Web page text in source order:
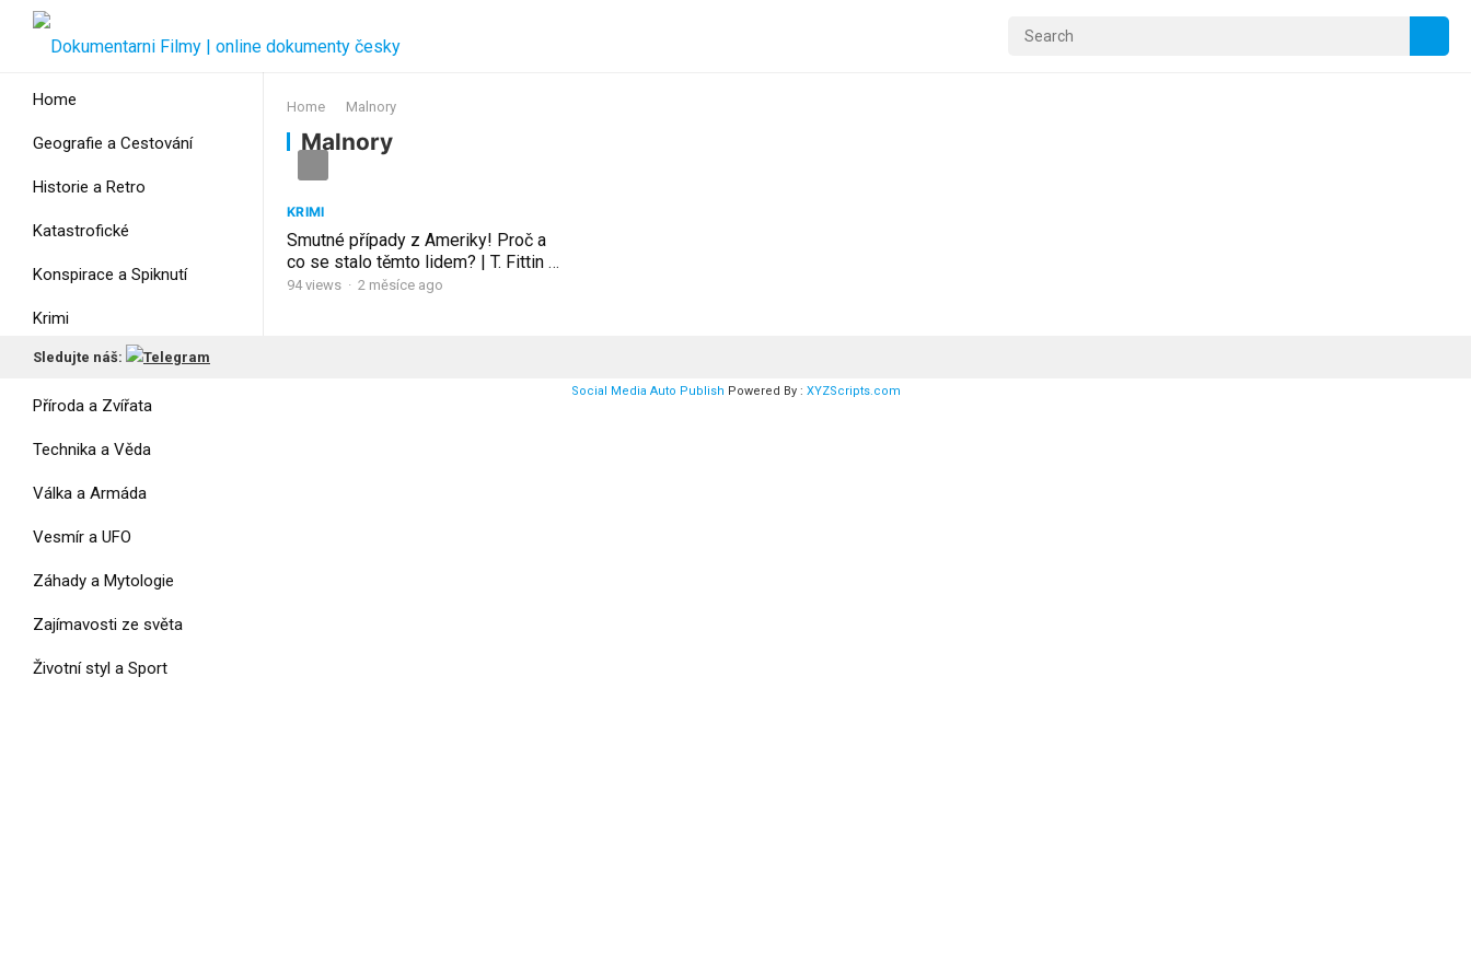
Home
Geografie a Cestování
Historie a Retro
Katastrofické
Konspirace a Spiknutí
Krimi
Myšlení
Příroda a Zvířata
Technika a Věda
Válka a Armáda
Vesmír a UFO
Záhady a Mytologie
Zajímavosti ze světa
Životní styl a Sport
Home Malnory
Malnory
KRIMI
Smutné případy z Ameriky! Proč a
co se stalo těmto lidem? | T. Fittin a
G. a K. Malnory
94views · 2 měsíce ago
Sledujte náš:
Social Media Auto Publish Powered By : XYZScripts.com